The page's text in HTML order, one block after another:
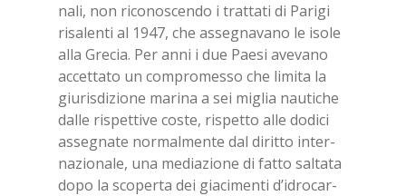
na­li, non ri­co­no­scen­do i trat­ta­ti di Pa­ri­gi
ri­sa­len­ti al 1947, che as­se­gna­va­no le iso­le
alla Gre­cia. Per anni i due Pae­si ave­va­no
ac­cet­ta­to un com­pro­mes­so che li­mi­ta la
giu­ri­sdi­zio­ne ma­ri­na a sei mi­glia nau­ti­che
dal­le ri­spet­ti­ve co­ste, ri­spet­to alle do­di­ci
as­se­gna­te nor­mal­men­te dal di­rit­to in­ter­
na­zio­na­le, una me­dia­zio­ne di fat­to sal­ta­ta
dopo la sco­per­ta dei gia­ci­men­ti d’i­dro­car­